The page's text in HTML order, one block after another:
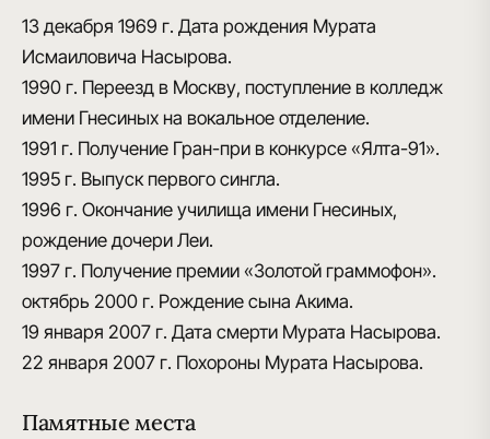
13 декабря 1969 г. Дата рождения Мурата
Исмаиловича Насырова.
1990 г. Переезд в Москву, поступление в колледж
имени Гнесиных на вокальное отделение.
1991 г. Получение Гран-при в конкурсе «Ялта-91».
1995 г. Выпуск первого сингла.
1996 г. Окончание училища имени Гнесиных,
рождение дочери Леи.
1997 г. Получение премии «Золотой граммофон».
октябрь 2000 г. Рождение сына Акима.
19 января 2007 г. Дата смерти Мурата Насырова.
22 января 2007 г. Похороны Мурата Насырова.
Памятные места